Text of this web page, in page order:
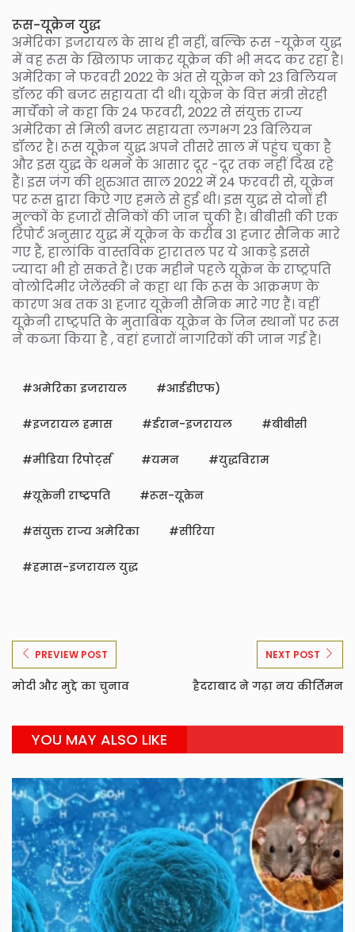
रूस-यूक्रेन युद्ध
अमेरिका इजरायल के साथ ही नहीं, बल्कि रूस -यूक्रेन युद्ध
में वह रूस के खिलाफ जाकर यूक्रेन की भी मदद कर रहा है।
अमेरिका ने फरवरी 2022 के अंत से यूक्रेन को 23 बिलियन
डॉलर की बजट सहायता दी थी। यूक्रेन के वित्त मंत्री सेरही
मार्चेंको ने कहा कि 24 फरवरी, 2022 से संयुक्त राज्य
अमेरिका से मिली बजट सहायता लगभग 23 बिलियन
डॉलर है। रूस यूक्रेन युद्ध अपने तीसरे साल में पहुंच चुका है
और इस युद्ध के थमने के आसार दूर -दूर तक नहीं दिख रहे
हैं। इस जंग की शुरुआत साल 2022 में 24 फरवरी से, यूक्रेन
पर रूस द्वारा किऐ गए हमले से हुई थी। इस युद्ध से दोनों ही
मुल्कों के हजारों सैनिकों की जान चुकी है। बीबीसी की एक
रिपोर्ट अनुसार युद्ध में यूक्रेन के करीब 31 हजार सैनिक मारे
गए हैं, हालांकि वास्तविक ट्टारातल पर ये आकड़े इससे
ज्यादा भी हो सकते हैं। एक महीने पहले यूक्रेन के राष्ट्रपति
वोलोदिमीर जेलेंस्की ने कहा था कि रूस के आक्रमण के
कारण अब तक 31 हजार यूक्रेनी सैनिक मारे गए हैं। वहीं
यूक्रेनी राष्ट्रपति के मुताबिक यूक्रेन के जिन स्थानों पर रूस
ने कब्जा किया है , वहां हजारों नागरिकों की जान गई है।
अमेरिका इजरायल आईडीएफ)
इजरायल हमास ईरान-इजरायल बीबीसी
मीडिया रिपोर्ट्स यमन युद्धविराम
यूक्रेनी राष्ट्रपति रूस-यूक्रेन
संयुक्त राज्य अमेरिका सीरिया
हमास-इजरायल युद्ध
PREVIEW POST
मोदी और मुद्दे का चुनाव
NEXT POST
हैदराबाद ने गढ़ा नय कीर्तिमन
YOU MAY ALSO LIKE